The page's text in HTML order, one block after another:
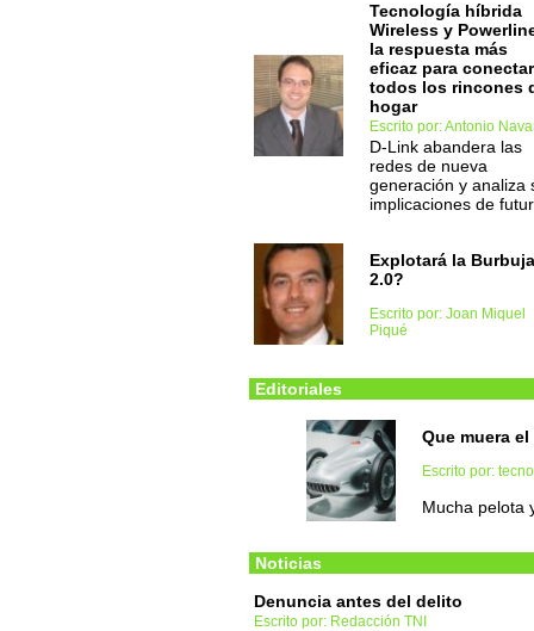
Tecnología híbrida
Wireless y
la respuesta más
eficaz para conectar
todos los rincones
hogar
Escrito por: Antonio
D-Link abandera las
redes de nueva
generación y analiza
implicaciones de
Explotará la Burbuja
2.0?
Escrito por: Joan Miquel
Piqué
Editoriales
Que muera
Escrito por:
Mucha pelota
Noticias
Denuncia antes del delito
Escrito por: Redacción TNI